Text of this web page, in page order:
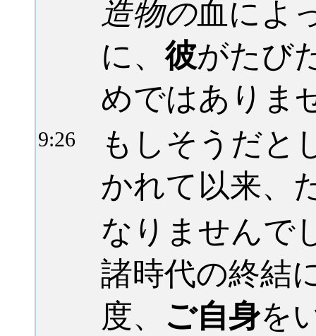
造物の血によ
に、彼がたび
めではありま
9:26
もしそうだと
かれて以来、
なりませんで
諸時代の終結
度、 ご自身を